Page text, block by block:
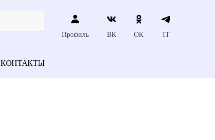
Профиль ВК ОК ТГ
КОНТАКТЫ